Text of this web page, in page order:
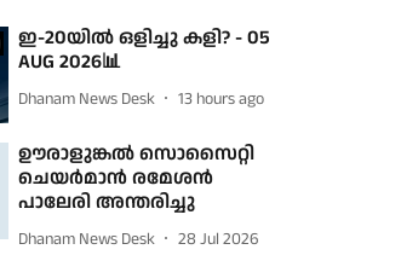
ഇ-20യില്‍ ഒളിച്ചു കളി? - 05
AUG 2026📊
Dhanam News Desk 13 hours ago
ഊരാളുങ്കല്‍ സൊസൈറ്റി
ചെയര്‍മാന്‍ രമേശന്‍
പാലേരി അന്തരിച്ചു
Dhanam News Desk 28 Jul 2026